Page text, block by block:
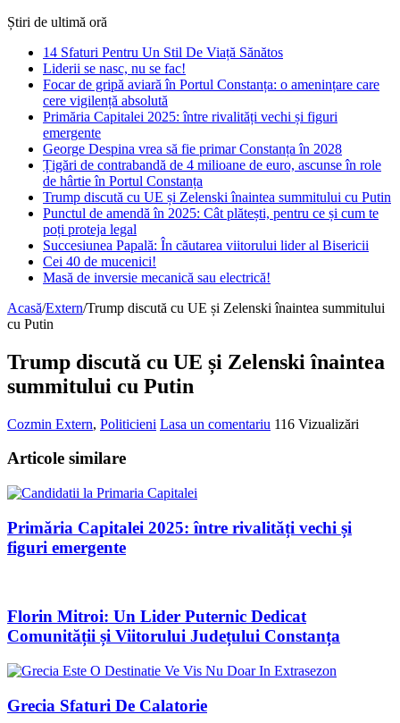
Știri de ultimă oră
14 Sfaturi Pentru Un Stil De Viață Sănătos
Liderii se nasc, nu se fac!
Focar de gripă aviară în Portul Constanța: o amenințare care
cere vigilență absolută
Primăria Capitalei 2025: între rivalități vechi și figuri
emergente
George Despina vrea să fie primar Constanța în 2028
Țigări de contrabandă de 4 milioane de euro, ascunse în role
de hârtie în Portul Constanța
Trump discută cu UE și Zelenski înaintea summitului cu Putin
Punctul de amendă în 2025: Cât plătești, pentru ce și cum te
poți proteja legal
Succesiunea Papală: În căutarea viitorului lider al Bisericii
Cei 40 de mucenici!
Masă de inversie mecanică sau electrică!
Acasă/Extern/Trump discută cu UE și Zelenski înaintea summitului
cu Putin
Trump discută cu UE și Zelenski înaintea
summitului cu Putin
Cozmin Extern, Politicieni Lasa un comentariu 116 Vizualizări
Articole similare
Primăria Capitalei 2025: între rivalități vechi și
figuri emergente
Florin Mitroi: Un Lider Puternic Dedicat
Comunității și Viitorului Județului Constanța
Grecia Sfaturi De Calatorie